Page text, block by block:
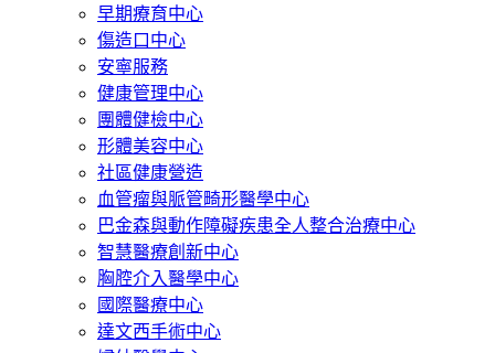
早期療育中心
傷造口中心
安寧服務
健康管理中心
團體健檢中心
形體美容中心
社區健康營造
血管瘤與脈管畸形醫學中心
巴金森與動作障礙疾患全人整合治療中心
智慧醫療創新中心
胸腔介入醫學中心
國際醫療中心
達文西手術中心